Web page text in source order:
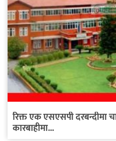
रिक्त एक एसएसपी दरबन्दीमा
कारबाहीमा...